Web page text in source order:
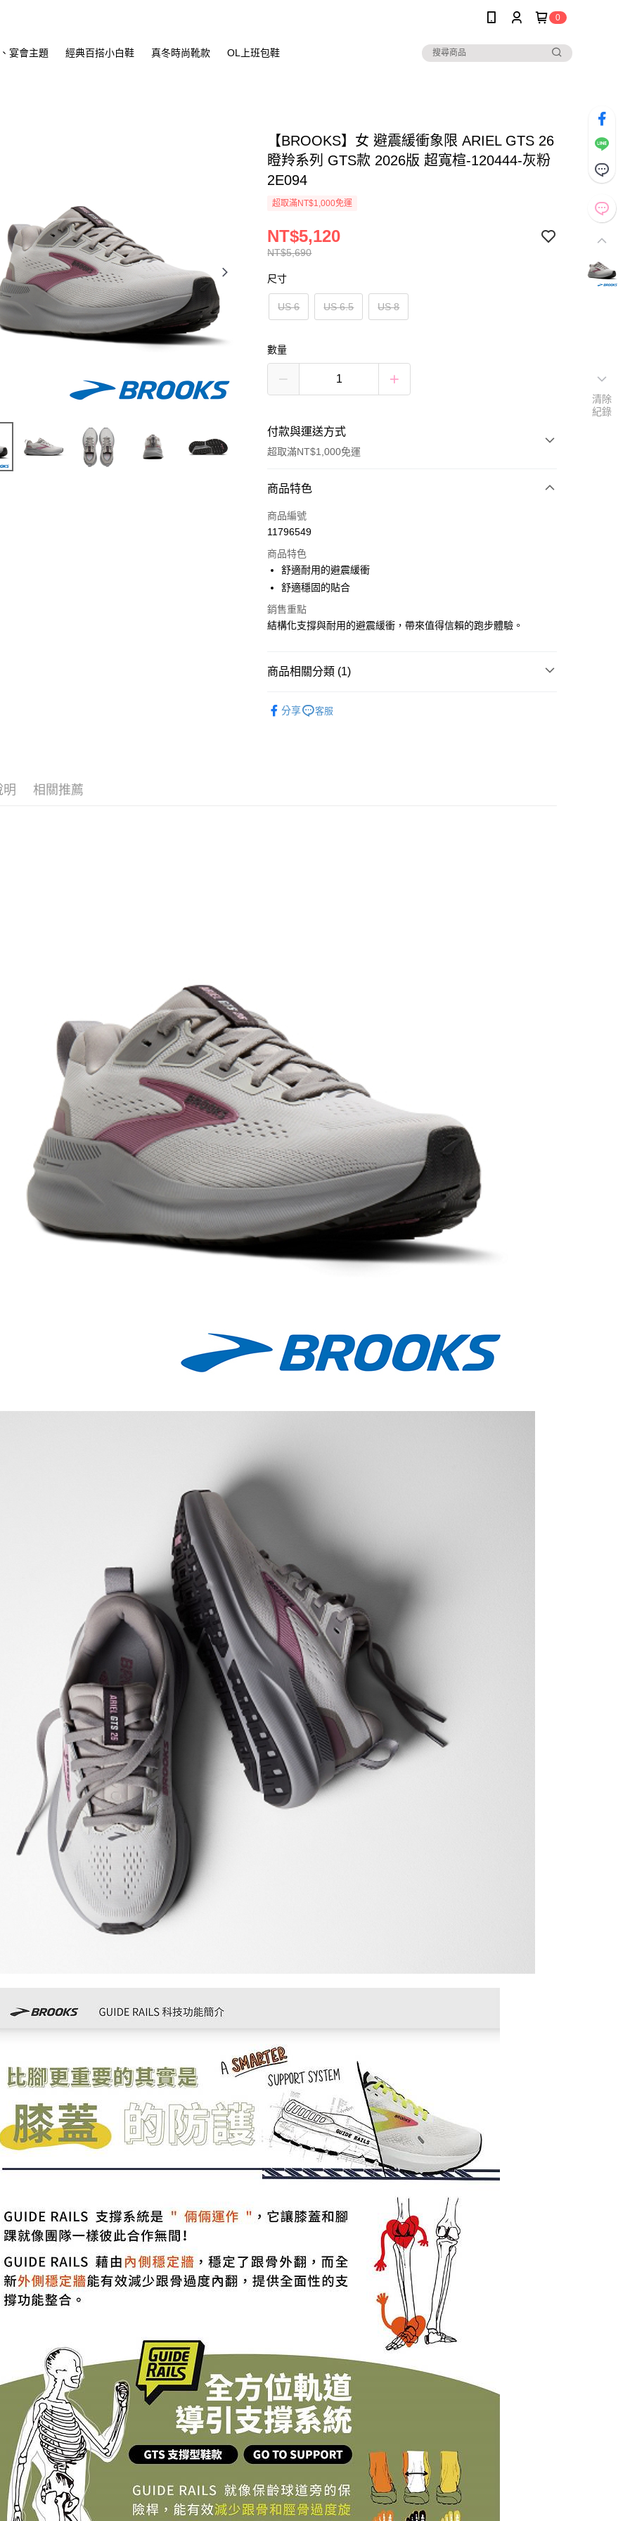
0
宴會主題 經典百搭小白鞋 真冬時尚靴款 OL上班包鞋
【BROOKS】女 避震緩衝象限 ARIEL GTS 26
瞪羚系列 GTS款 2026版 超寬楦-120444-灰粉
2E094
超取滿NT$1,000免運
NT$5,690
NT$5,120
尺寸
US 6 US 6.5 US 8
數量
付款與運送方式
超取滿NT$1,000免運
付款方式
信用卡一次付款
運送方式
全家取貨付款
每筆NT$60，滿NT$1,000(含以上)免運費
每筆NT$60，滿NT$1,000(含以上)免運費
每筆NT$80，滿NT$1,000(含以上)免運費
商品特色
商品編號
11796549
商品特色
舒適耐用的避震緩衝
舒適穩固的貼合
銷售重點
結構化支撐與耐用的避震緩衝，帶來值得信賴的跑步體驗。
商品相關分類 (1)
分享
客服
明 相關推薦
清除
紀錄